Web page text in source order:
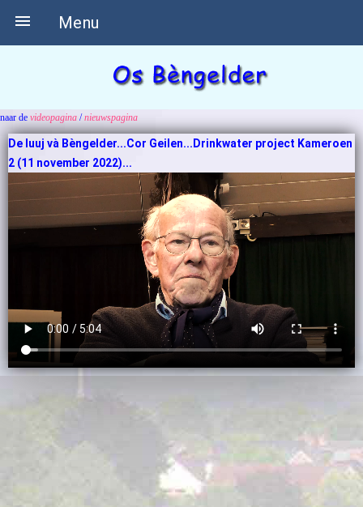
Menu

naar de videopagina /nieuwspagina
De luuj và Bèngelder...Cor Geilen...Drinkwater project Kameroen
2 (11 november 2022)...